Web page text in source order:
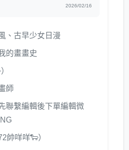
2026/02/16
、古早少女日漫
的畫畫史
師
聯繫編輯後下單編輯微
帥咩咩🐑）